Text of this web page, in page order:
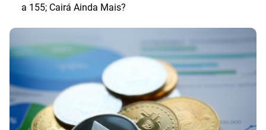
a 155; Cairá Ainda Mais?